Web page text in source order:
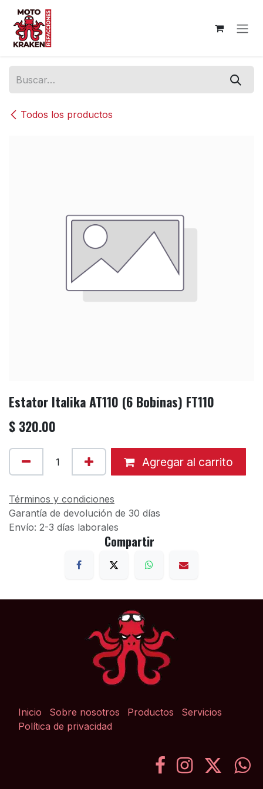
Ir al contenido
Todos los productos
Estator Italika AT110 (6 Bobinas) FT110
$ 320.00
Agregar al carrito
Términos y condiciones
Garantía de devolución de 30 días
Envío: 2-3 días laborales
Compartir
Inicio Sobre nosotros Productos
Servicios
Política de privacidad